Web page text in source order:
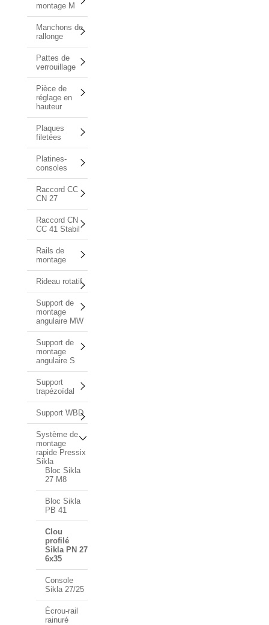
montage M
Manchons de
rallonge
Pattes de
verrouillage
Pièce de
réglage en
hauteur
Plaques
filetées
Platines-
consoles
Raccord CC
CN 27
Raccord CN
CC 41 Stabil
Rails de
montage
Rideau rotatif
Support de
montage
angulaire MW
Support de
montage
angulaire S
Support
trapézoïdal
Support WBD
Système de
montage
rapide Pressix
Sikla
Bloc Sikla
27 M8
Bloc Sikla
PB 41
Clou
profilé
Sikla PN 27
6x35
Console
Sikla 27/25
Écrou-rail
rainuré